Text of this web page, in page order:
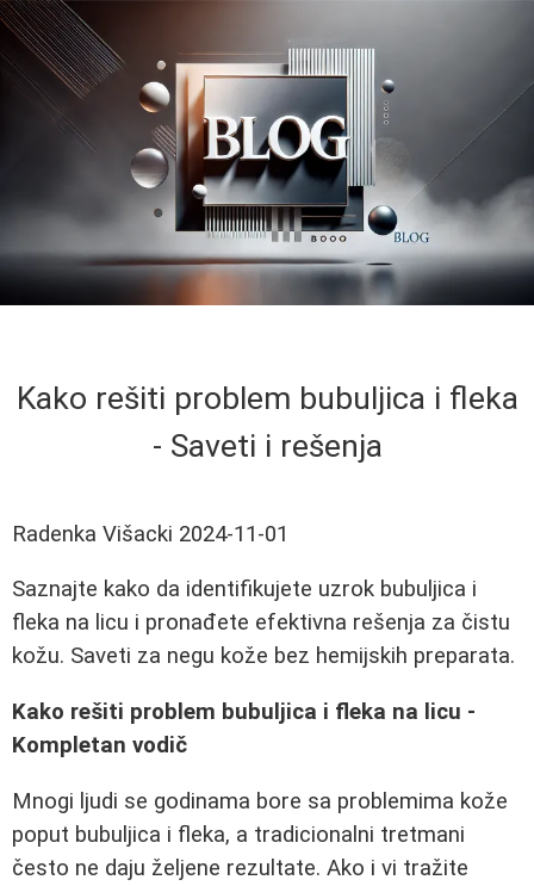
Kako rešiti problem bubuljica i fleka
- Saveti i rešenja
Radenka Višacki 2024-11-01
Saznajte kako da identifikujete uzrok bubuljica i
fleka na licu i pronađete efektivna rešenja za čistu
kožu. Saveti za negu kože bez hemijskih preparata.
Kako rešiti problem bubuljica i fleka na licu -
Kompletan vodič
Mnogi ljudi se godinama bore sa problemima kože
poput bubuljica i fleka, a tradicionalni tretmani
često ne daju željene rezultate. Ako i vi tražite